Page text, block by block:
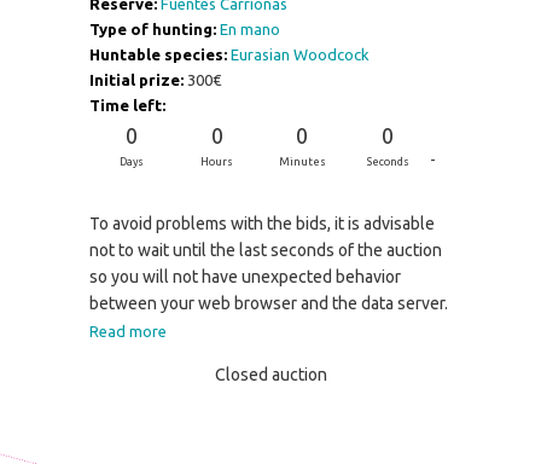
Reserve: Fuentes Carrionas
Type of hunting: En mano
Huntable species: Eurasian Woodcock
Initial prize: 300€
Time left:
0
Days
0
Hours
0
Minutes
0
Seconds -
To avoid problems with the bids, it is advisable
not to wait until the last seconds of the auction
so you will not have unexpected behavior
between your web browser and the data server.
Read more
Closed auction